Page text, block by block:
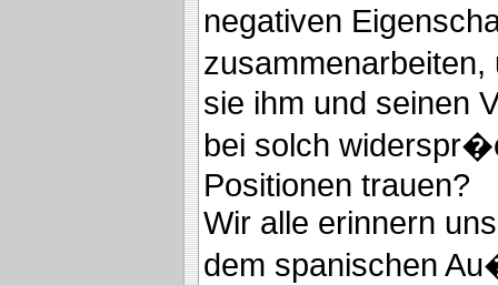
negativen
sie ihm und seinen
bei solch
Positionen trauen?
Wir alle erinnern
dem spanischen